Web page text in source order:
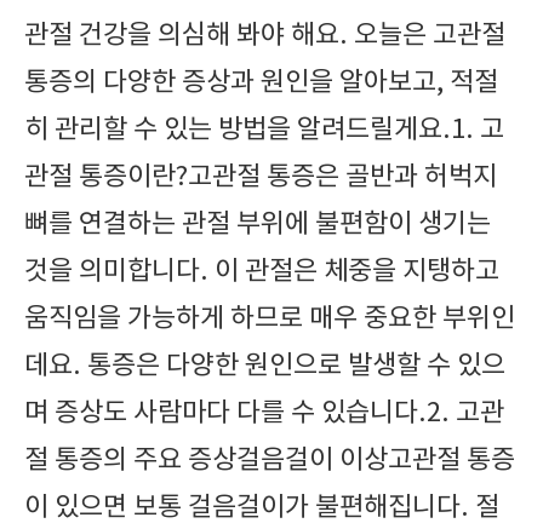
관절 건강을 의심해 봐야 해요. 오늘은 고관절
통증의 다양한 증상과 원인을 알아보고, 적절
히 관리할 수 있는 방법을 알려드릴게요.1. 고
관절 통증이란?고관절 통증은 골반과 허벅지
뼈를 연결하는 관절 부위에 불편함이 생기는
것을 의미합니다. 이 관절은 체중을 지탱하고
움직임을 가능하게 하므로 매우 중요한 부위인
데요. 통증은 다양한 원인으로 발생할 수 있으
며 증상도 사람마다 다를 수 있습니다.2. 고관
절 통증의 주요 증상걸음걸이 이상고관절 통증
이 있으면 보통 걸음걸이가 불편해집니다. 절